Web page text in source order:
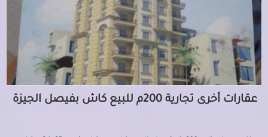
عقارات أخرى تجارية 200م للبيع كاش بفيصل الجيزة